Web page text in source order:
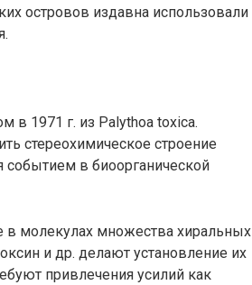
островов издавна использовали
1971 г. из Palythoa toxica.
стереохимическое строение
в биоорганической
в молекулах множества хиральных
и др. делают установление их
привлечения усилий как